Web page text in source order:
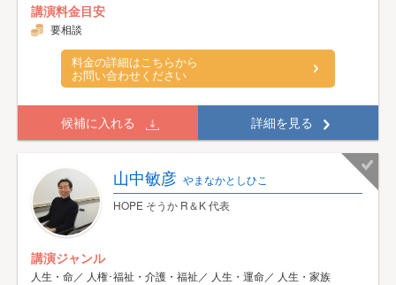
講演料金目安
要相談
料金の詳細はこちらから
お問い合わせください
候補に入れる 詳細を見る
山中敏彦 やまなかとしひこ
HOPE そうか R＆K 代表
講演ジャンル
人生・命／ 人権･福祉・介護・福祉／ 人生・運命／ 人生・家族